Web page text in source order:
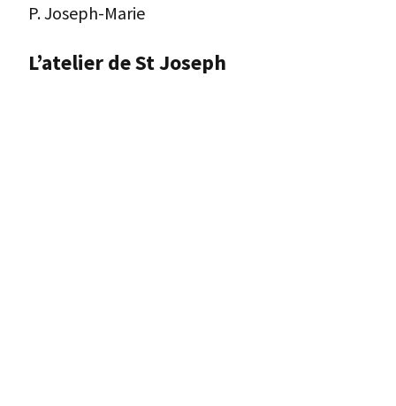
P. Joseph-Marie
L’atelier de St Joseph